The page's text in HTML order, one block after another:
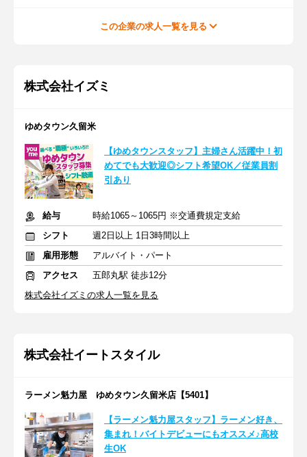
この企業の求人一覧を見る
株式会社イズミ
ゆめタウン久留米
【ゆめタウンスタッフ】主婦さん活躍中！初
めてでも大歓迎◎シフト希望OK／従業員割
引あり
給与
時給1065～1065円 ※交通費規定支給
シフト
週2日以上 1日3時間以上
雇用形態
アルバイト・パート
アクセス
五郎丸駅 徒歩12分
株式会社イズミの求人一覧を見る
株式会社イートスタイル
ラーメン魁力屋 ゆめタウン久留米店【5401】
【ラーメン魁力屋スタッフ】ラーメン好き、
集まれ！バイトデビューにもオススメ♪高校
生OK